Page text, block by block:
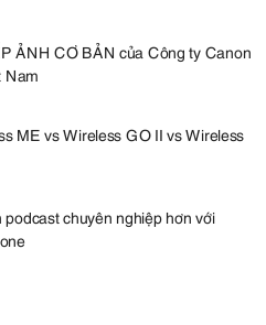
ẢNH CƠ BẢN của Công ty Canon
Nam
ME vs Wireless GO II vs Wireless
podcast chuyên nghiệp hơn với